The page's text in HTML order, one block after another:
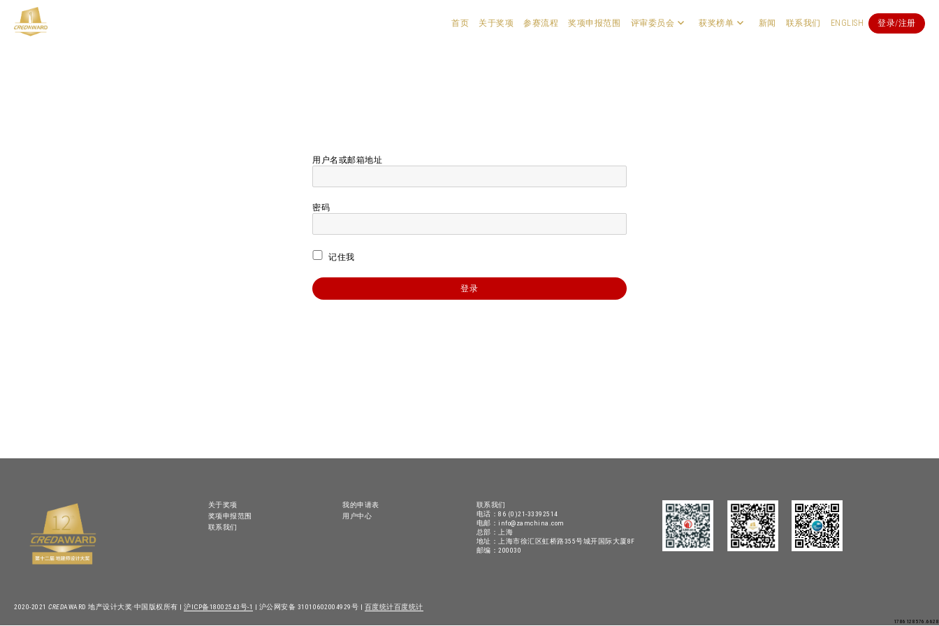
首页 关于奖项 参赛流程 奖项申报范围 评审委员会 获奖榜单 新闻 联系我们 ENGLISH 登录/注册
用户名或邮箱地址
密码
记住我
关于奖项
奖项申报范围
联系我们
我的申请表
用户中心
联系我们
电话：86 (0)21-33392514
电邮：info@zamchina.com
总部：上海
地址：上海市徐汇区虹桥路355号城开国际大厦8F
邮编：200030
2020-2021 CREDAWARD 地产设计大奖·中国版权所有 | 沪ICP备18002543号-1 | 沪公网安备 31010602004929号 | 百度统计百度统计
1786128576.6628